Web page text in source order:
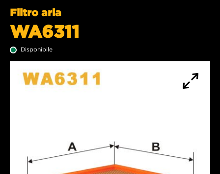
Filtro aria
WA6311
Disponibile